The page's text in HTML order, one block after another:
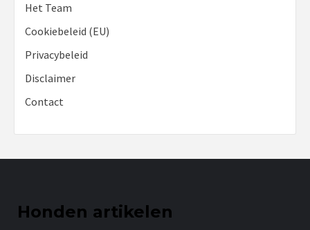
Het Team
Cookiebeleid (EU)
Privacybeleid
Disclaimer
Contact
Honden artikelen